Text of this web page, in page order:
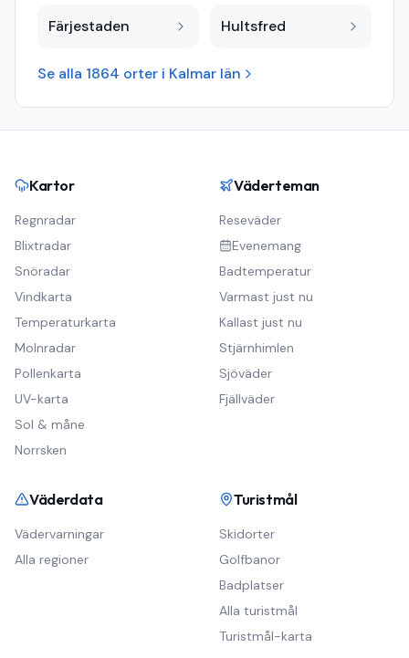
Färjestaden Hultsfred
Se alla 1864 orter i Kalmar län
Kartor
Regnradar
Blixtradar
Snöradar
Vindkarta
Temperaturkarta
Molnradar
Pollenkarta
UV-karta
Sol & måne
Norrsken
Väderteman
Reseväder
Evenemang
Badtemperatur
Varmast just nu
Kallast just nu
Stjärnhimlen
Sjöväder
Fjällväder
Väderdata
Vädervarningar
Alla regioner
Turistmål
Skidorter
Golfbanor
Badplatser
Alla turistmål
Turistmål-karta